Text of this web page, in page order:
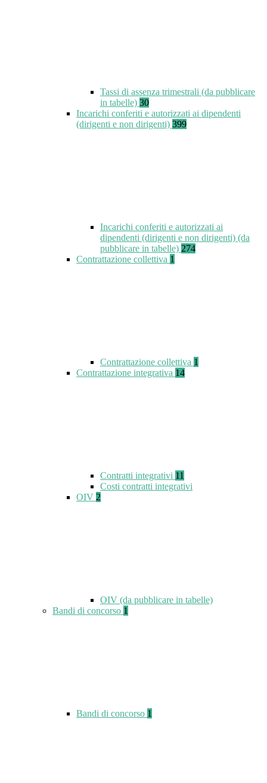
Tassi di assenza trimestrali (da pubblicare
in tabelle) 30
Incarichi conferiti e autorizzati ai dipendenti
(dirigenti e non dirigenti) 399
Incarichi conferiti e autorizzati ai
dipendenti (dirigenti e non dirigenti) (da
pubblicare in tabelle) 274
Contrattazione collettiva 1
Contrattazione collettiva 1
Contrattazione integrativa 14
Contratti integrativi 11
Costi contratti integrativi
OIV 2
OIV (da pubblicare in tabelle)
Bandi di concorso 1
Bandi di concorso 1